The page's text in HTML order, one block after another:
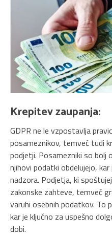
Krepitev zaupanja:
GDPR ne le vzpostavlja
posameznikov, temveč tudi
podjetji. Posamezniki so bolj
njihovi podatki obdelujejo,
nadzora. Podjetja, ki
zakonske zahteve, temveč
varuhi osebnih podatkov. To
kar je ključno za uspešno
dobi.